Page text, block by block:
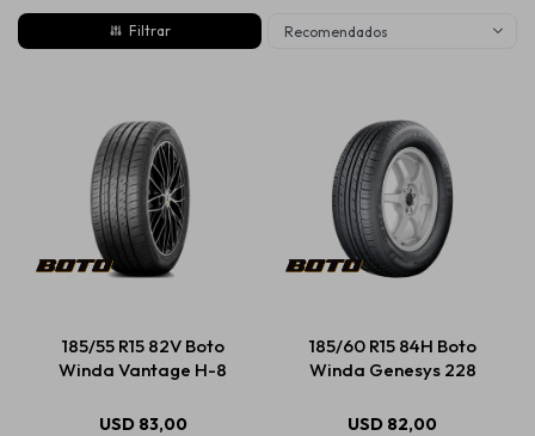
Recomendados
185/55 R15 82V Boto
Winda Vantage H-8
USD 83,00
185/60 R15 84H Boto
Winda Genesys 228
USD 82,00
Lubricantes
Aditivos
Estética automotriz